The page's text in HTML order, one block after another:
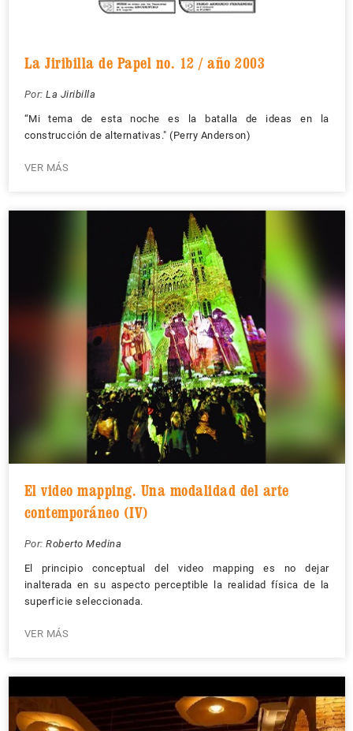
La Jiribilla de Papel no. 12 / año 2003
Por: La Jiribilla
“Mi tema de esta noche es la batalla de ideas en la
construcción de alternativas." (Perry Anderson)
VER MÁS
El video mapping. Una modalidad del arte
contemporáneo (IV)
Por: Roberto Medina
El principio conceptual del video mapping es no dejar
inalterada en su aspecto perceptible la realidad física de la
superficie seleccionada.
VER MÁS